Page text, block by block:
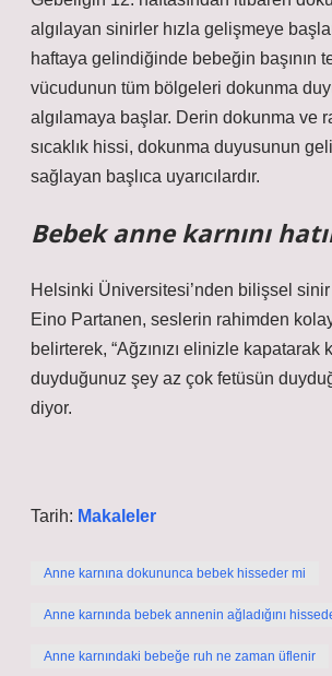
algılayan sinirler hızla gelişmeye
haftaya gelindiğinde bebeğin başının
vücudunun tüm bölgeleri dokunma
algılamaya başlar. Derin dokunma ve
sıcaklık hissi, dokunma duyusunun
sağlayan başlıca uyarıcılardır.
Bebek anne karnını
Helsinki Üniversitesi’nden bilişsel
Eino Partanen, seslerin rahimden
belirterek, “Ağzınızı elinizle kapatarak
duyduğunuz şey az çok fetüsün
diyor.
Tarih: Makaleler
Anne karnına dokununca bebek hisseder mi
Anne karnında bebek annenin ağladığını
Anne karnındaki bebeğe ruh ne zaman üflenir